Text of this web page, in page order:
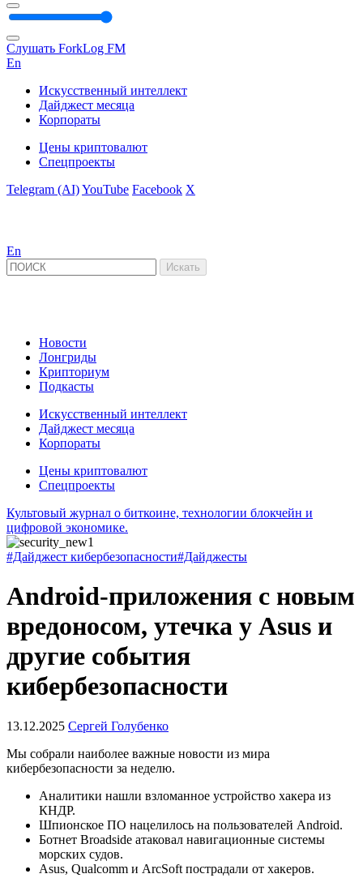
Слушать ForkLog FM
En
Искусственный интеллект
Дайджест месяца
Корпораты
Цены криптовалют
Спецпроекты
Telegram (AI)YouTube Facebook X
En
Новости
Лонгриды
Крипториум
Подкасты
Искусственный интеллект
Дайджест месяца
Корпораты
Цены криптовалют
Спецпроекты
Культовый журнал о биткоине, технологии блокчейн и
цифровой экономике.
#Дайджест кибербезопасности#Дайджесты
Android-приложения с новым
вредоносом, утечка у Asus и
другие события
кибербезопасности
13.12.2025 Сергей Голубенко
Мы собрали наиболее важные новости из мира
кибербезопасности за неделю.
Аналитики нашли взломанное устройство хакера из
КНДР.
Шпионское ПО нацелилось на пользователей Android.
Ботнет Broadside атаковал навигационные системы
морских судов.
Asus, Qualcomm и ArcSoft пострадали от хакеров.